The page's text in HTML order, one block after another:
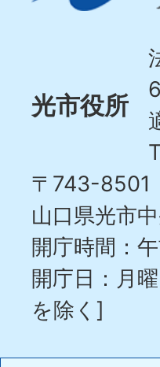
Hikari
光市役所
〒743-8501
山口県光市
開庁時間：
開庁日：月
を除く]